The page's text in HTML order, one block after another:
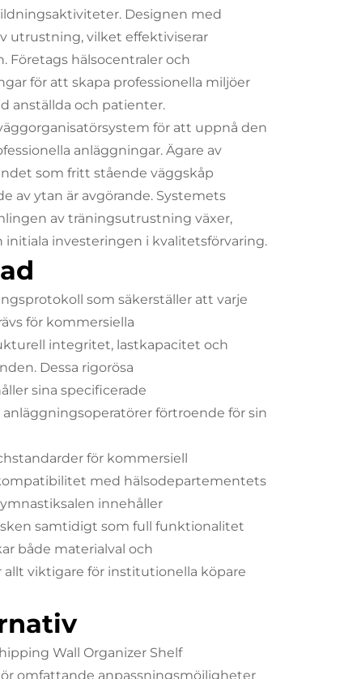
Designen med
utrustning, vilket effektiviserar
Företags hälsocentraler och
för att skapa professionella miljöer
anställda och patienter.
för att uppnå den
anläggningar. Ägare av
som fritt stående väggskåp
av ytan är avgörande. Systemets
av träningsutrustning växer,
investeringen i kvalitetsförvaring.
som säkerställer att varje
för kommersiella
integritet, lastkapacitet och
Dessa rigorösa
sina specificerade
förtroende för sin
för kommersiell
med hälsodepartementets
innehåller
samtidigt som full funktionalitet
både materialval och
viktigare för institutionella köpare
Wall Organizer Shelf
omfattande anpassningsmöjligheter